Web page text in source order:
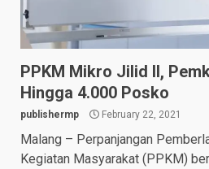
PPKM Mikro Jilid II,
Hingga 4.000 Posko
publishermp February 22, 2021
Malang – Perpanjangan
Kegiatan Masyarakat (PPKM)